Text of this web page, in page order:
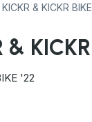
& KICKR
'22